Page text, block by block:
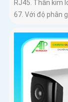
RJ45. Thân kim
67. Với độ phân